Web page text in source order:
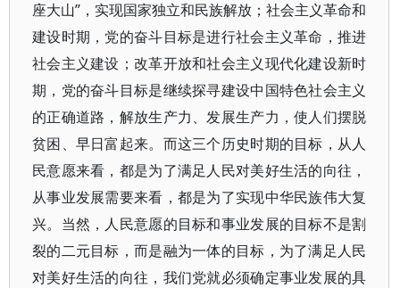
座大山”，实现国家独立和民族解放；社会主义革命和
建设时期，党的奋斗目标是进行社会主义革命，推进
社会主义建设；改革开放和社会主义现代化建设新时
期，党的奋斗目标是继续探寻建设中国特色社会主义
的正确道路，解放生产力、发展生产力，使人们摆脱
贫困、早日富起来。而这三个历史时期的目标，从人
民意愿来看，都是为了满足人民对美好生活的向往，
从事业发展需要来看，都是为了实现中华民族伟大复
兴。当然，人民意愿的目标和事业发展的目标不是割
裂的二元目标，而是融为一体的目标，为了满足人民
对美好生活的向往，我们党就必须确定事业发展的具